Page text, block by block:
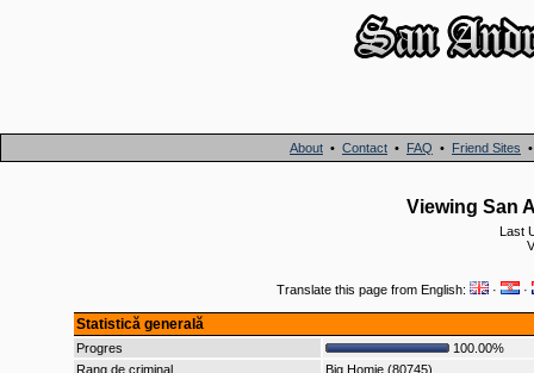
About • Contact • FAQ • Friend Sites
Viewing San
Last
Translate this page from English: · ·
Statistică generală
Progres
100.00%
Rang de criminal
Big Homie (80745)